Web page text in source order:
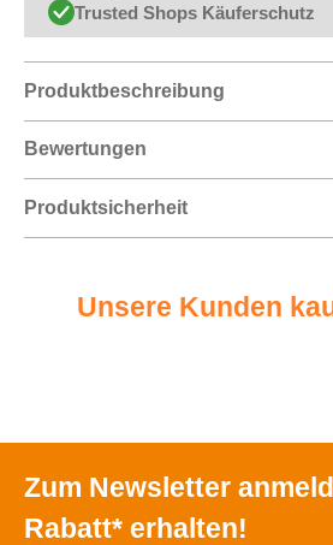
Trusted Shops Käuferschutz
Produktbeschreibung
Bewertungen
Produktsicherheit
Unsere Kunden
Zum Newsletter
Rabatt* erhalten!